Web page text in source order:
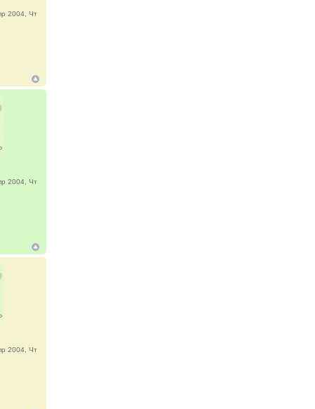
2004, Чт
2004, Чт
2004, Чт